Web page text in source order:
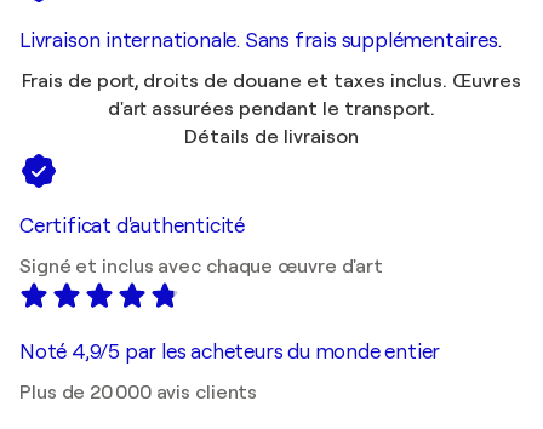
Livraison internationale. Sans frais supplémentaires.
Frais de port, droits de douane et taxes inclus. Œuvres
d'art assurées pendant le transport.
Détails de livraison
Certificat d'authenticité
Signé et inclus avec chaque œuvre d'art
Noté 4,9/5 par les acheteurs du monde entier
Plus de 20 000 avis clients